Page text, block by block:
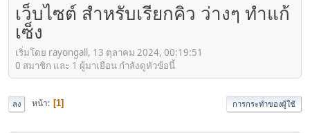
เว็บไซต์ สำหรับเรียกคิว ว่างๆ ทำแก้
เซ็ง
เริ่มโดย rayongall, 13 ตุลาคม 2024, 00:19:51
0 สมาชิก และ 1 ผู้มาเยือน กำลังดูหัวข้อนี้
ลง หน้า 1 การกระทำของผู้ใช้